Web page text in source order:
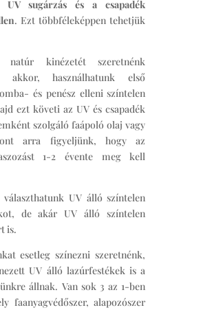
UV sugárzás és a csapadék
. Ezt többféleképpen tehetjük
kinézetét szeretnénk
akkor, használhatunk első
és penész elleni színtelen
ezt követi az UV és csapadék
szolgáló faápoló olaj vagy
arra figyeljünk, hogy az
1-2 évente meg kell
UV álló színtelen
de akár UV álló színtelen
is.
esetleg színezni szeretnénk,
UV álló lazúrfestékek is a
állnak. Van sok 3 az 1-ben
faanyagvédőszer, alapozószer